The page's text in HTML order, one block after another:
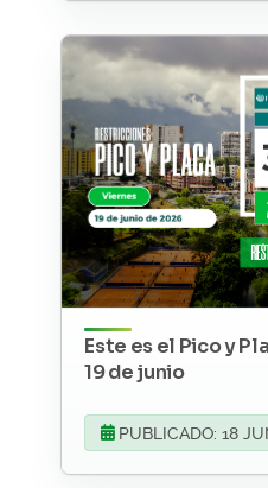
Este es el Pico y
19 de junio
PUBLICADO: 18